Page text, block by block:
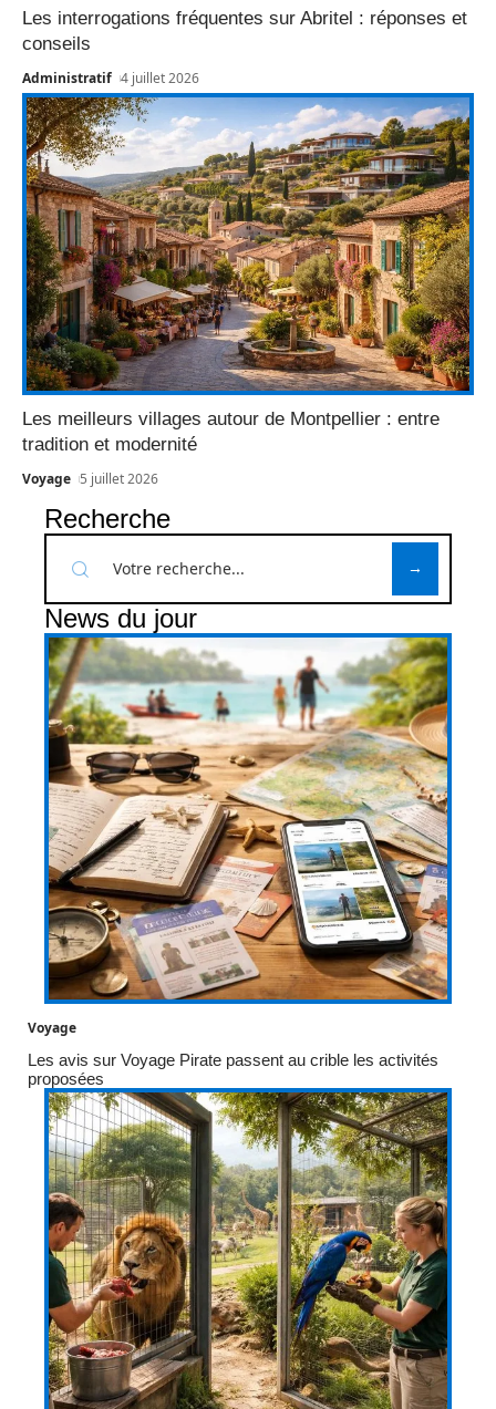
Les interrogations fréquentes sur Abritel : réponses et
conseils
Administratif 4 juillet 2026
Les meilleurs villages autour de Montpellier : entre
tradition et modernité
Voyage 5 juillet 2026
Recherche
News du jour
Voyage
Les avis sur Voyage Pirate passent au crible les activités
proposées